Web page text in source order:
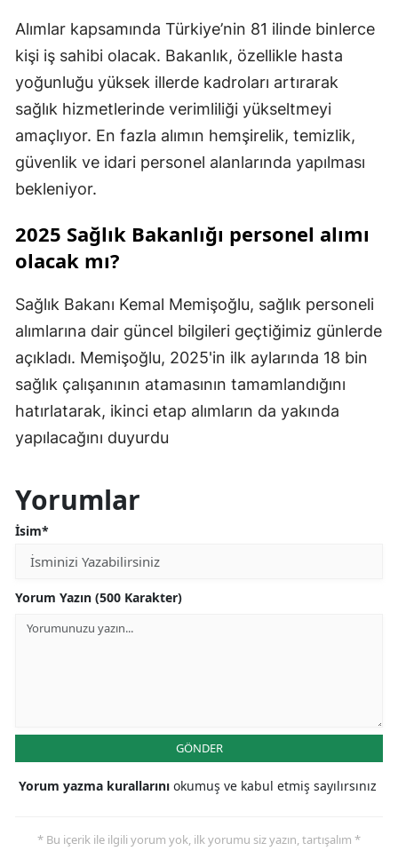
Alımlar kapsamında Türkiye’nin 81 ilinde binlerce
kişi iş sahibi olacak. Bakanlık, özellikle hasta
yoğunluğu yüksek illerde kadroları artırarak
sağlık hizmetlerinde verimliliği yükseltmeyi
amaçlıyor. En fazla alımın hemşirelik, temizlik,
güvenlik ve idari personel alanlarında yapılması
bekleniyor.
2025 Sağlık Bakanlığı personel alımı
olacak mı?
Sağlık Bakanı Kemal Memişoğlu, sağlık personeli
alımlarına dair güncel bilgileri geçtiğimiz günlerde
açıkladı. Memişoğlu, 2025'in ilk aylarında 18 bin
sağlık çalışanının atamasının tamamlandığını
hatırlatarak, ikinci etap alımların da yakında
yapılacağını duyurdu
Yorumlar
İsim*
Yorum Yazın (500 Karakter)
GÖNDER
Yorum yazma kurallarını okumuş ve kabul etmiş sayılırsınız
* Bu içerik ile ilgili yorum yok, ilk yorumu siz yazın, tartışalım *